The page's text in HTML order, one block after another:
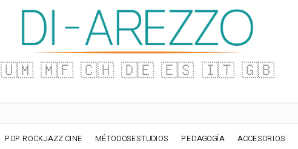
🇺🇲 🇲🇫 🇨🇭 🇩🇪 🇪🇸 🇮🇹 🇬🇧
POP ROCKJAZZ CINE MÉTODOSESTUDIOS PEDAGOGÍA ACCESORIOS